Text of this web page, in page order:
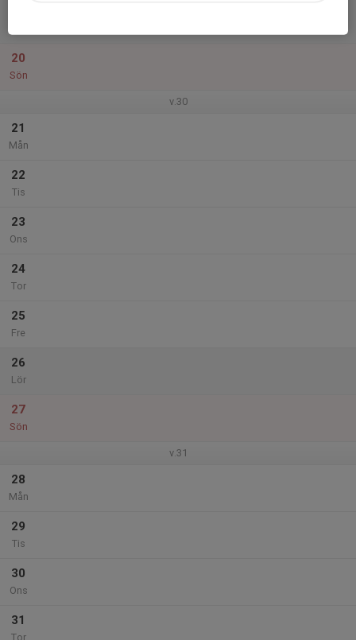
20
Sön
v.30
21
Mån
22
Tis
23
Ons
24
Tor
25
Fre
26
Lör
27
Sön
v.31
28
Mån
29
Tis
30
Ons
31
Tor